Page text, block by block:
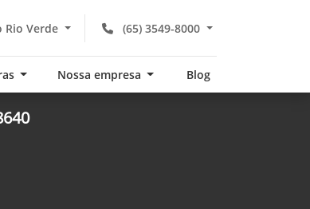
(65) 3549-8000
Rio Verde
Nossa empresa Blog